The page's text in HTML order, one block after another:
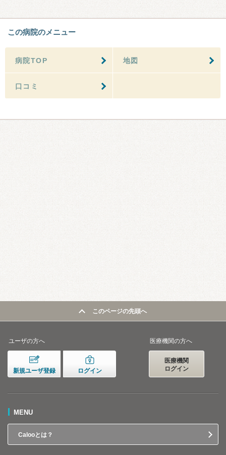
この病院のメニュー
病院TOP 地図
口コミ
このページの先頭へ
ユーザの方へ
新規ユーザ登録 ログイン
医療機関の方へ
医療機関
ログイン
MENU
Calooとは？